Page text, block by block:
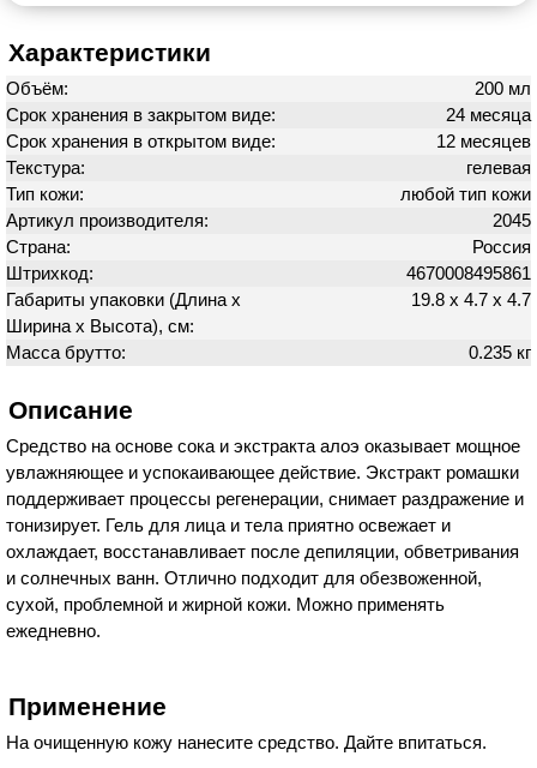
Характеристики
Объём:
200 мл
Срок хранения в закрытом виде:
24 месяца
Срок хранения в открытом виде:
12 месяцев
Текстура:
гелевая
Тип кожи:
любой тип кожи
Артикул производителя:
2045
Страна:
Россия
Штрихкод:
4670008495861
Габариты упаковки (Длина х
Ширина х Высота), см:
19.8 х 4.7 х 4.7
Масса брутто: 0.235 кг
Описание
Средство на основе сока и экстракта алоэ оказывает мощное
увлажняющее и успокаивающее действие. Экстракт ромашки
поддерживает процессы регенерации, снимает раздражение и
тонизирует. Гель для лица и тела приятно освежает и
охлаждает, восстанавливает после депиляции, обветривания
и солнечных ванн. Отлично подходит для обезвоженной,
сухой, проблемной и жирной кожи. Можно применять
ежедневно.
Применение
На очищенную кожу нанесите средство. Дайте впитаться.